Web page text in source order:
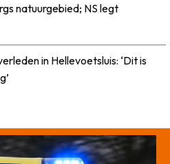
natuurgebied; NS legt
in Hellevoetsluis: ‘Dit is